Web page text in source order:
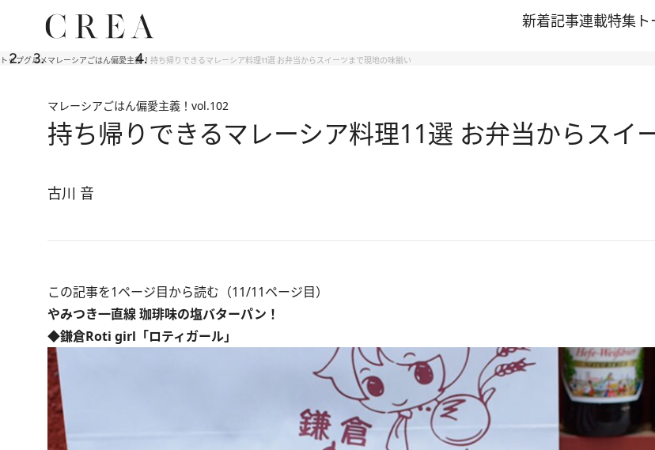
新着記事連載特集
トップグルメマレーシアごはん偏愛主義！ 持ち帰りできるマレーシア料理11選 お弁当からスイーツまで現地の味揃い
マレーシアごはん偏愛主義！ vol.102
持ち帰りできるマレーシア料理11選 お弁当からスイ
古川 音
この記事を1ページ目から読む（11/11ページ目）
やみつき一直線 珈琲味の塩バターパン！
◆鎌倉Roti girl「ロティガール」